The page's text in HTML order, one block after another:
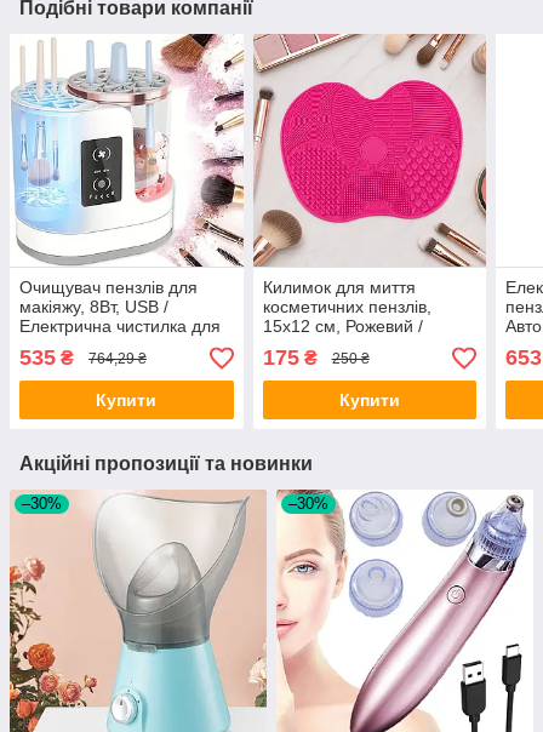
Подібні товари компанії
Очищувач пензлів для
макіяжу, 8Вт, USB /
Електрична чистилка для
пензлів / Звуковий очисник
для пензлів
535 ₴ 764,29 ₴
Купити
Килимок для миття
косметичних пензлів,
15х12 см, Рожевий /
Силіконова подушка для
чищення щіточок для
макіяжу
175₴ 250 ₴
Купити
для
Акційні пропозиції та новинки
–30% –30%